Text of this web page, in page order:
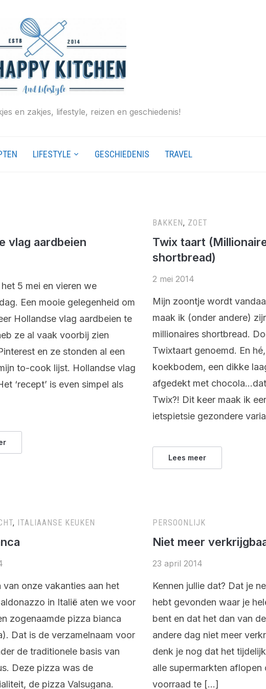
en zakjes, lifestyle, reizen en geschiedenis!
LIFESTYLE GESCHIEDENIS TRAVEL
vlag aardbeien
5 mei en vieren we
Een mooie gelegenheid om
Hollandse vlag aardbeien te
ze al vaak voorbij zien
en ze stonden al een
to-cook lijst. Hollandse vlag
‘recept’ is even simpel als
BAKKEN, ZOET
Twix taart
shortbread)
2 mei 2014
Mijn zoontje wordt
maak ik (onder andere)
millionaires shortbread.
Twixtaart genoemd. En
koekbodem, een dikke
afgedekt met
Twix?! Dit keer maak ik
ietspietsie gezondere
Lees meer
, ITALIAANSE KEUKEN
van onze vakanties aan het
in Italië aten we voor
zogenaamde pizza bianca
Dat is de verzamelnaam voor
de traditionele basis van
Deze pizza was de
de pizza Valsugana.
PERSOONLIJK
Niet meer
23 april 2014
Kennen jullie dat? Dat je
hebt gevonden waar je
bent en dat het dan van
andere dag niet meer
denk je nog dat het
alle supermarkten aflopen
voorraad te […]